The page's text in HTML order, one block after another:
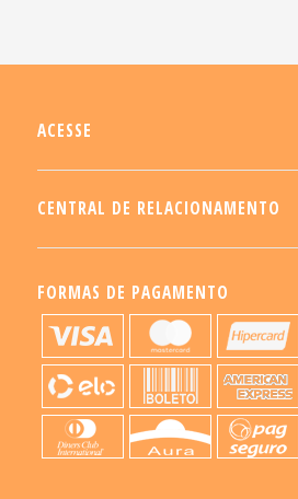
ACESSE
CENTRAL DE RELACIONAMENTO
FORMAS DE PAGAMENTO